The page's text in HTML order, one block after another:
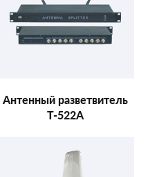
Антенный разветвитель
T-522A